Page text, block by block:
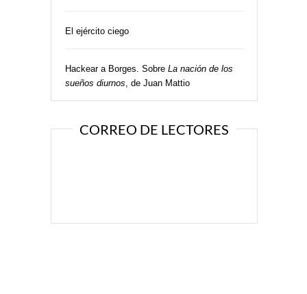
El ejército ciego
Hackear a Borges. Sobre La nación de los
sueños diurnos, de Juan Mattio
CORREO DE LECTORES